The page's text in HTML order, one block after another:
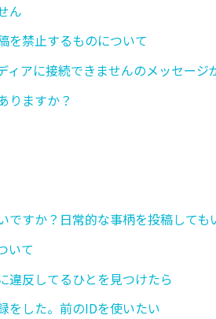
ん
を禁止するものについて
ィアに接続できませんのメッセージ
りますか？
ですか？日常的な事柄を投稿しても
いて
違反してるひとを見つけたら
をした。前のIDを使いたい